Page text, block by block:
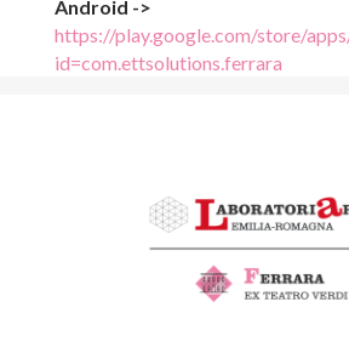
Android ->
https://play.google.com/store/
id=com.ettsolutions.ferrara